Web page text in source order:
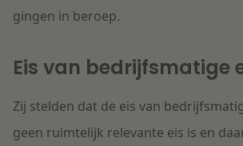
gingen in beroep.
Eis van bedrijfsmatige
Zij stelden dat de eis van
geen ruimtelijk relevante eis is en